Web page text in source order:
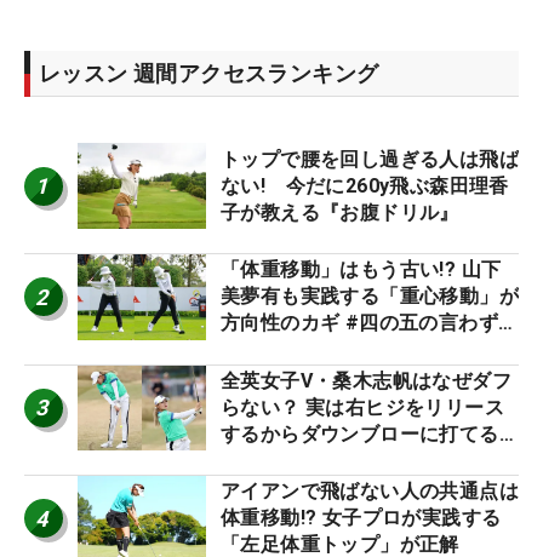
レッスン 週間アクセスランキング
1
トップで腰を回し過ぎる人は飛ば
ない! 今だに260y飛ぶ森田理香
子が教える『お腹ドリル』
2
「体重移動」はもう古い!? 山下
美夢有も実践する「重心移動」が
方向性のカギ #四の五の言わず振
3
全英女子V・桑木志帆はなぜダフ
らない？ 実は右ヒジをリリース
するからダウンブローに打てる #
4
アイアンで飛ばない人の共通点は
体重移動!? 女子プロが実践する
「左足体重トップ」が正解